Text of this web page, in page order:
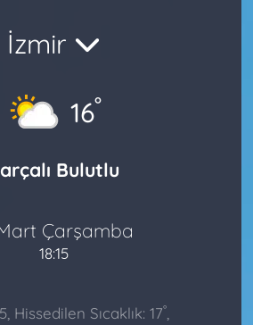
İzmir
16°
Bulutlu
Çarşamba
18:15
Hissedilen Sıcaklık: 17°,